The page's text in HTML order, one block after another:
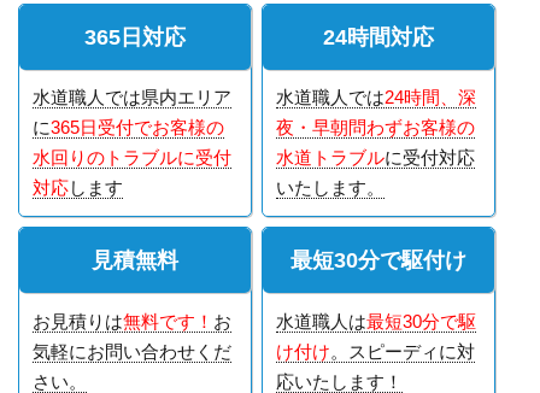
365日対応
水道職人では県内エリア
に365日受付でお客様の
水回りのトラブルに受付
対応します
24時間対応
水道職人では24時間、深
夜・早朝問わずお客様の
水道トラブルに受付対応
いたします。
見積無料
お見積りは無料です！ お
気軽にお問い合わせくだ
さい。
最短30分で駆付け
水道職人は最短30分で駆
け付け。スピーディに対
応いたします！